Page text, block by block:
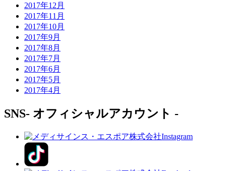
2017年12月
2017年11月
2017年10月
2017年9月
2017年8月
2017年7月
2017年6月
2017年5月
2017年4月
SNS- オフィシャルアカウント -